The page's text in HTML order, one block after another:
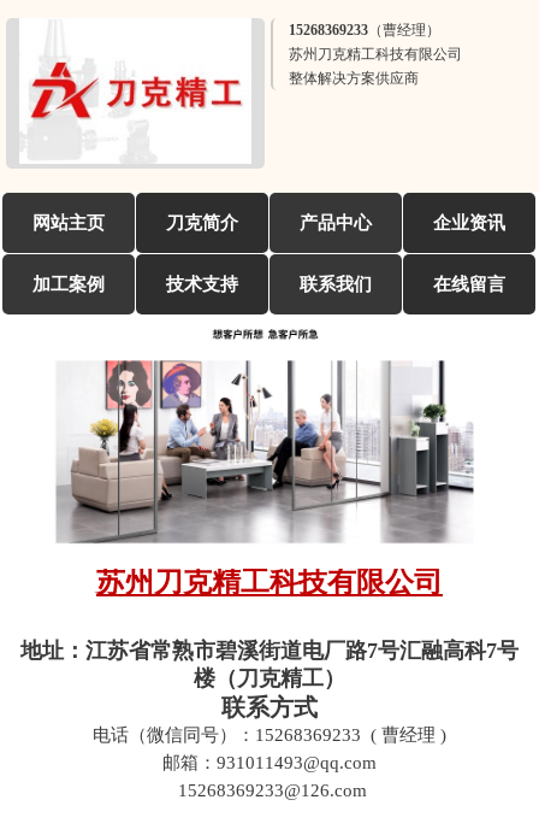
15268369233（曹经理）
苏州刀克精工科技有限公司
整体解决方案供应商
网站主页 刀克简介 产品中心 企业资讯
加工案例 技术支持 联系我们 在线留言
苏州刀克精工科技有限公司
地址： 江苏省常熟市碧溪街道电厂路7号汇融高科7号
楼（刀克精工）
联系方式
电话（微信同号）：15268369233 ( 曹经理 )
邮箱：931011493@qq.com
15268369233@126.com